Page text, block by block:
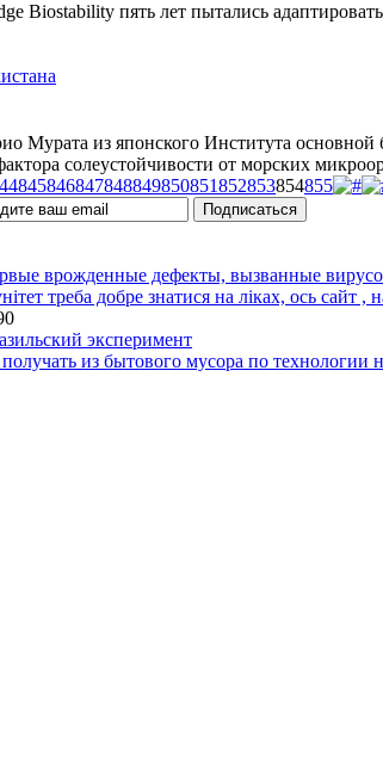
Biostability пять лет пытались
Мурата из японского Института
солеустойчивости от морских
845846847848849850851852853854855
врожденные дефекты, вызванные
треба добре знатися на ліках, ось сайт ,
эксперимент
из бытового мусора по технологии